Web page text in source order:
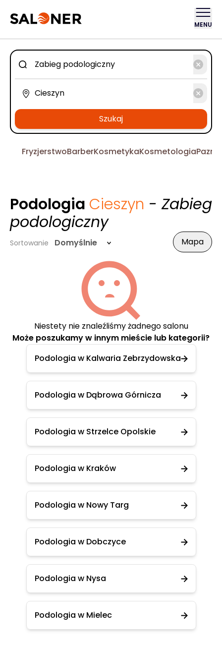
MENU
Szukaj
FryzjerstwoBarberKosmetykaKosmetologia
Podologia Cieszyn - Zabieg
podologiczny
Sortowanie Domyślnie Mapa
Niestety nie znaleźliśmy żadnego salonu
Może poszukamy w innym mieście lub kategorii?
Podologia w Kalwaria Zebrzydowska
Podologia w Dąbrowa Górnicza
Podologia w Strzelce Opolskie
Podologia w Kraków
Podologia w Nowy Targ
Podologia w Dobczyce
Podologia w Nysa
Podologia w Mielec